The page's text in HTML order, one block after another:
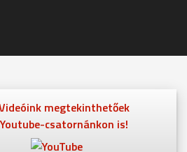
megtekinthetőek
Youtube-csatornánkon is!